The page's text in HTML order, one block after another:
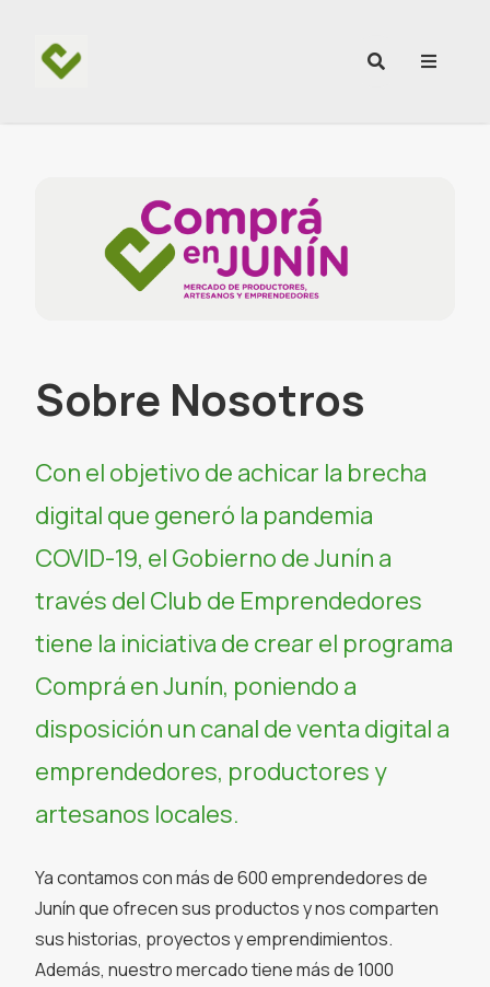
Sobre Nosotros
Con el objetivo de achicar la brecha
digital que generó la pandemia
COVID-19, el Gobierno de Junín a
través del Club de Emprendedores
tiene la iniciativa de crear el programa
Comprá en Junín, poniendo a
disposición un canal de venta digital a
emprendedores, productores y
artesanos locales.
Ya contamos con más de 600 emprendedores de
Junín que ofrecen sus productos y nos comparten
sus historias, proyectos y emprendimientos.
Además, nuestro mercado tiene más de 1000